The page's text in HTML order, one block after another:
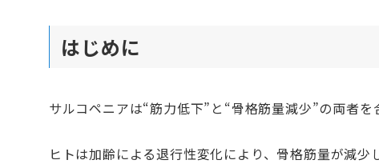
はじめに
サルコペニアは“筋力低下”と“骨格筋量減少”の両者を
ヒトは加齢による退行性変化により、骨格筋量が減